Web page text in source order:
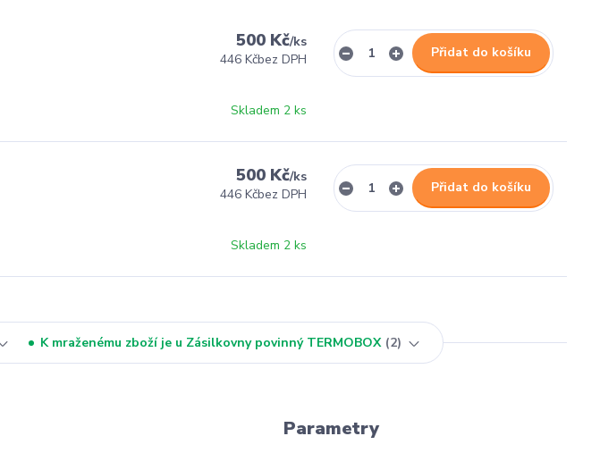
500 Kč/ks
446 Kčbez DPH
Skladem 2 ks
Přidat do košíku
500 Kč/ks
446 Kčbez DPH
Skladem 2 ks
Přidat do košíku
K mraženému zboží je u Zásilkovny povinný TERMOBOX 2
Parametry